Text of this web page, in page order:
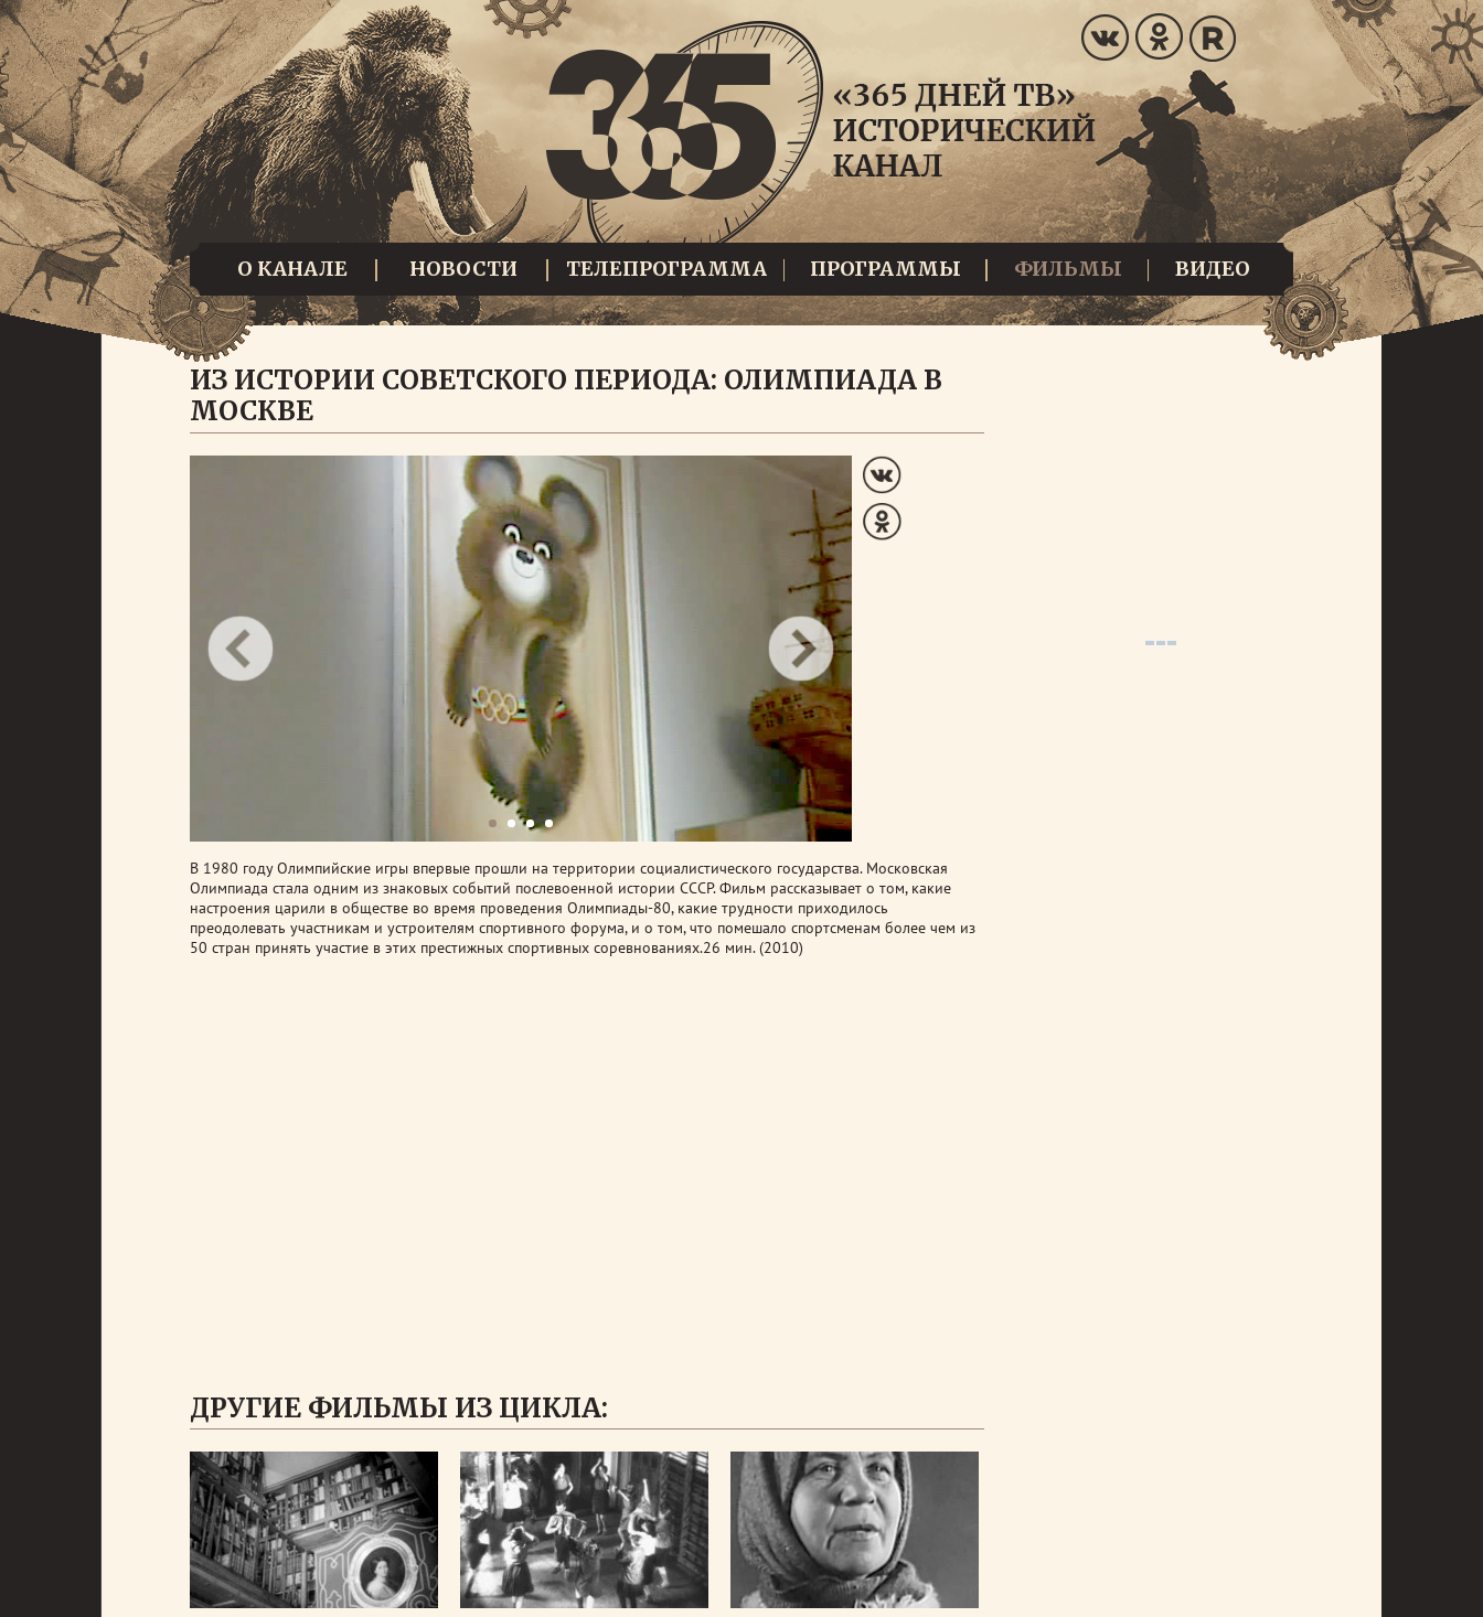
О КАНАЛЕ НОВОСТИ ТЕЛЕПРОГРАММА ПРОГРАММЫ ФИЛЬМЫ ВИДЕО
ИЗ ИСТОРИИ СОВЕТСКОГО ПЕРИОДА: ОЛИМПИАДА В
МОСКВЕ
В 1980 году Олимпийские игры впервые прошли на территории социалистического государства. Московская
Олимпиада стала одним из знаковых событий послевоенной истории СССР. Фильм рассказывает о том, какие
настроения царили в обществе во время проведения Олимпиады-80, какие трудности приходилось
преодолевать участникам и устроителям спортивного форума, и о том, что помешало спортсменам более чем из
50 стран принять участие в этих престижных спортивных соревнованиях.26 мин. (2010)
ДРУГИЕ ФИЛЬМЫ ИЗ ЦИКЛА: